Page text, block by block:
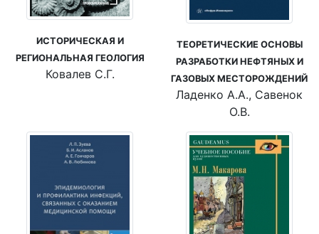
ИСТОРИЧЕСКАЯ И
РЕГИОНАЛЬНАЯ ГЕОЛОГИЯ
Ковалев С.Г.
ТЕОРЕТИЧЕСКИЕ ОСНОВЫ
РАЗРАБОТКИ НЕФТЯНЫХ И
ГАЗОВЫХ МЕСТОРОЖДЕНИЙ
Ладенко А.А., Савенок
О.В.